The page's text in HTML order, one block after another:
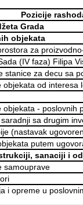
Pozicije
Grada
objekata
za
(IV faza) Filipa
stanice za decu sa
od interesa
- poslovnih
sa drugim
(nastavak
putem
sanaciji i
samouprave
i opreme u